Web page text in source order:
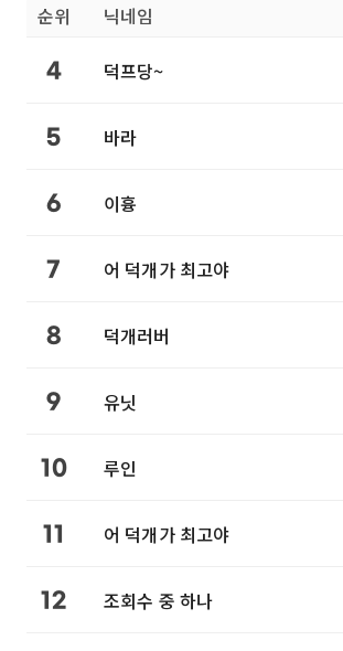
순위 닉네임
4 덕프당~
5 바라
6 이흉
7 어 덕개가 최고야
8 덕개러버
9 유닛
10 루인
11 어 덕개가 최고야
12 조회수 중 하나